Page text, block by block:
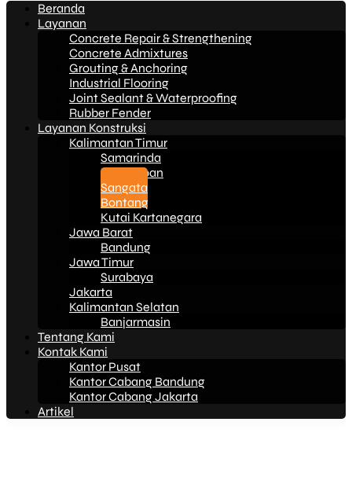
Beranda
Layanan
Concrete Repair & Strengthening
Concrete Admixtures
Grouting & Anchoring
Industrial Flooring
Joint Sealant & Waterproofing
Rubber Fender
Layanan Konstruksi
Kalimantan Timur
Samarinda
Balikpapan
Sangata
Bontang
Kutai Kartanegara
Jawa Barat
Bandung
Jawa Timur
Surabaya
Jakarta
Kalimantan Selatan
Banjarmasin
Tentang Kami
Kontak Kami
Kantor Pusat
Kantor Cabang Bandung
Kantor Cabang Jakarta
Artikel